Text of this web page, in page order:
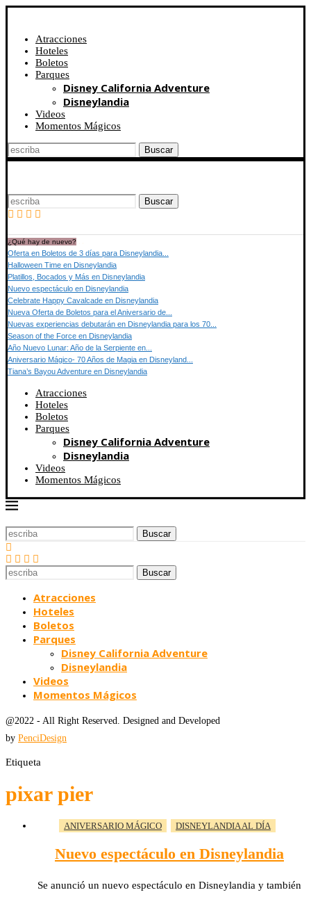
Atracciones
Hoteles
Boletos
Parques
Disney California Adventure
Disneylandia
Videos
Momentos Mágicos
Buscar
Buscar
¿Qué hay de nuevo?
Oferta en Boletos de 3 días para Disneylandia...
Halloween Time en Disneylandia
Platillos, Bocados y Más en Disneylandia
Nuevo espectáculo en Disneylandia
Celebrate Happy Cavalcade en Disneylandia
Nueva Oferta de Boletos para el Aniversario de...
Nuevas experiencias debutarán en Disneylandia para los 70...
Season of the Force en Disneylandia
Año Nuevo Lunar: Año de la Serpiente en...
Aniversario Mágico- 70 Años de Magia en Disneyland...
Tiana’s Bayou Adventure en Disneylandia
Atracciones
Hoteles
Boletos
Parques
Disney California Adventure
Disneylandia
Videos
Momentos Mágicos
Buscar
Buscar
Atracciones
Hoteles
Boletos
Parques
Disney California Adventure
Disneylandia
Videos
Momentos Mágicos
@2022 - All Right Reserved. Designed and Developed
by PenciDesign
Etiqueta
pixar pier
ANIVERSARIO MÁGICO DISNEYLANDIA AL DÍA
Nuevo espectáculo en Disneylandia
Se anunció un nuevo espectáculo en Disneylandia y también